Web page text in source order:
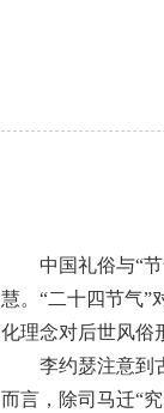
中国礼俗与“
慧。“二十四节气”
化理念对后世风俗
李约瑟注意到
而言，除司马迁“